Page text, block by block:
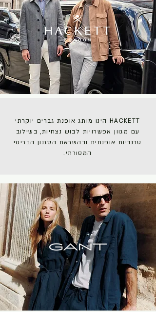
HACKETT הינו מותג אופנת גברים יוקרתי
עם מגוון אפשרויות לבוש נצחיות, בשילוב
טרנדיות אופנתית ובהשראת הסגנון הבריטי
המסורתי.